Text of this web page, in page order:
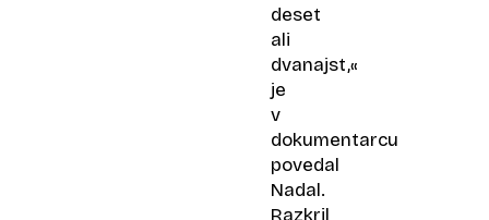
deset
ali
dvanajst,«
je
v
dokumentarcu
povedal
Nadal.
Razkril